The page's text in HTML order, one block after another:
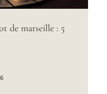
de marseille : 5